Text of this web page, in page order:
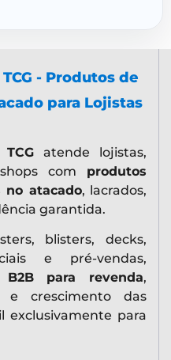
- Produtos de
para Lojistas
atende lojistas,
com produtos
no atacado, lacrados,
garantida.
blisters, decks,
e pré-vendas,
B2B para revenda,
e crescimento das
exclusivamente para